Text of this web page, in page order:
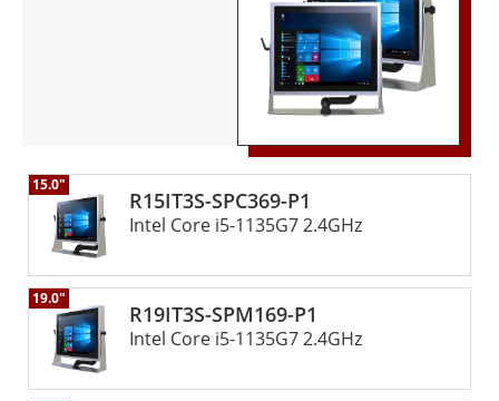
的設計，可無縫整合到工業應用中。 IP69K不鏽鋼P系列工業電
腦體現了融程致力於提供可靠、耐用的運算解決方案。這些堅
固耐用的高效能電腦旨在滿足嚴苛工業環境的獨特需求，確保
R15IT3S-SPC369-P1
15.0"
Intel Core i5-1135G7 2.4GHz
R19IT3S-SPM169-P1
19.0"
Intel Core i5-1135G7 2.4GHz